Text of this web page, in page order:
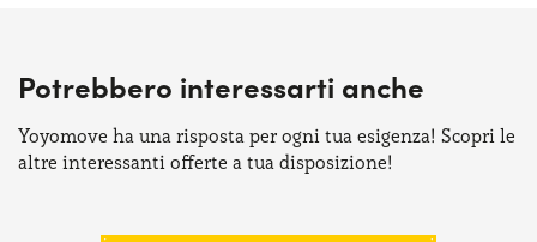
Potrebbero interessarti anche
Yoyomove ha una risposta per ogni tua esigenza! Scopri le
altre interessanti offerte a tua disposizione!